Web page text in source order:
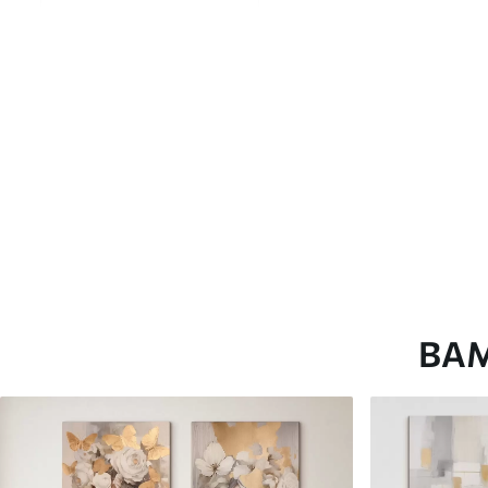
✓Яскраві, насичені кольори
✓Стійкість до вицвітання
✓Безпечне чорнило без запаху
Яскраві, насичені
Стійкість до
Безпечне чорнило